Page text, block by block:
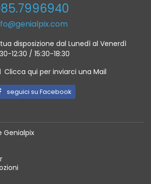
disposizione dal Lunedì al Venerdì
12:30 / 15:30-18:30
Clicca qui per inviarci una Mail
seguici su Facebook
Genialpix